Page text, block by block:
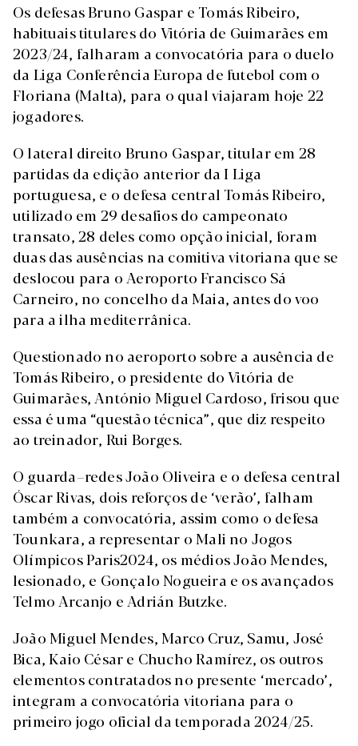
Os defesas Bruno Gaspar e Tomás Ribeiro,
habituais titulares do Vitória de Guimarães em
2023/24, falharam a convocatória para o duelo
da Liga Conferência Europa de futebol com o
Floriana (Malta), para o qual viajaram hoje 22
jogadores.
O lateral direito Bruno Gaspar, titular em 28
partidas da edição anterior da I Liga
portuguesa, e o defesa central Tomás Ribeiro,
utilizado em 29 desafios do campeonato
transato, 28 deles como opção inicial, foram
duas das ausências na comitiva vitoriana que se
deslocou para o Aeroporto Francisco Sá
Carneiro, no concelho da Maia, antes do voo
para a ilha mediterrânica.
Questionado no aeroporto sobre a ausência de
Tomás Ribeiro, o presidente do Vitória de
Guimarães, António Miguel Cardoso, frisou que
essa é uma “questão técnica”, que diz respeito
ao treinador, Rui Borges.
O guarda–redes João Oliveira e o defesa central
Óscar Rivas, dois reforços de ‘verão’, falham
também a convocatória, assim como o defesa
Tounkara, a representar o Mali no Jogos
Olímpicos Paris2024, os médios João Mendes,
lesionado, e Gonçalo Nogueira e os avançados
Telmo Arcanjo e Adrián Butzke.
João Miguel Mendes, Marco Cruz, Samu, José
Bica, Kaio César e Chucho Ramírez, os outros
elementos contratados no presente ‘mercado’,
integram a convocatória vitoriana para o
primeiro jogo oficial da temporada 2024/25.